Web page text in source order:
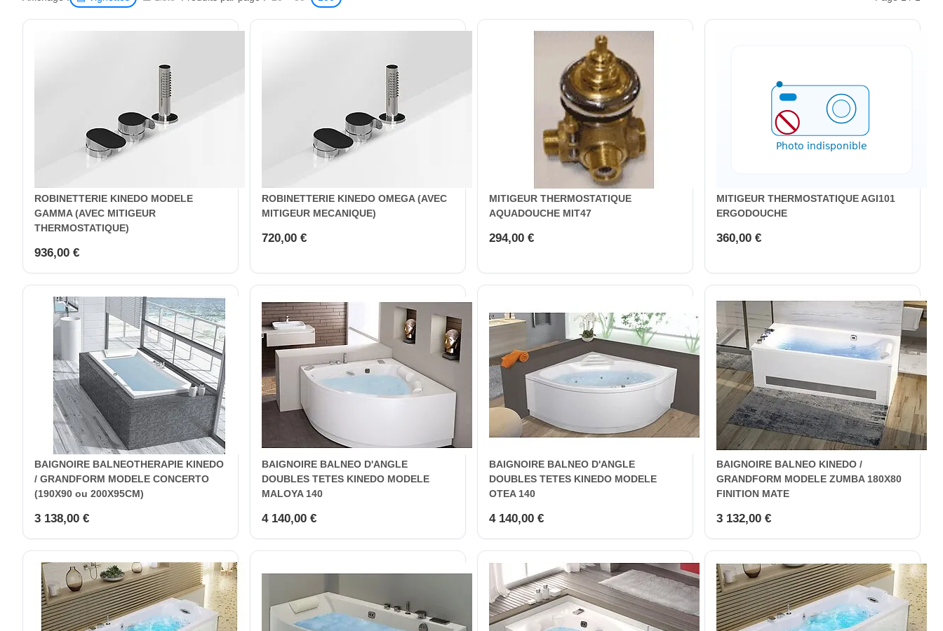
ROBINETTERIE KINEDO MODELE
GAMMA (AVEC MITIGEUR
THERMOSTATIQUE)
936,00 €
ROBINETTERIE KINEDO OMEGA (AVEC
MITIGEUR MECANIQUE)
720,00 €
MITIGEUR THERMOSTATIQUE
AQUADOUCHE MIT47
294,00 €
MITIGEUR THERMOSTATIQUE AGI101
ERGODOUCHE
360,00 €
BAIGNOIRE BALNEOTHERAPIE KINEDO
/ GRANDFORM MODELE CONCERTO
(190X90 ou 200X95CM)
3 138,00 €
BAIGNOIRE BALNEO D'ANGLE
DOUBLES TETES KINEDO MODELE
MALOYA 140
4 140,00 €
BAIGNOIRE BALNEO D'ANGLE
DOUBLES TETES KINEDO MODELE
OTEA 140
4 140,00 €
BAIGNOIRE BALNEO KINEDO /
GRANDFORM MODELE ZUMBA 180X80
FINITION MATE
3 132,00 €